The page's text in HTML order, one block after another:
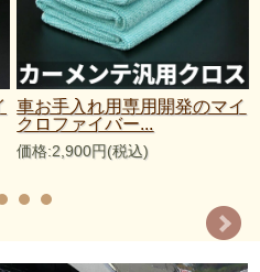
車お手入れ用専用開発のマイ
クロファイバー...
価格:2,900円(税込)